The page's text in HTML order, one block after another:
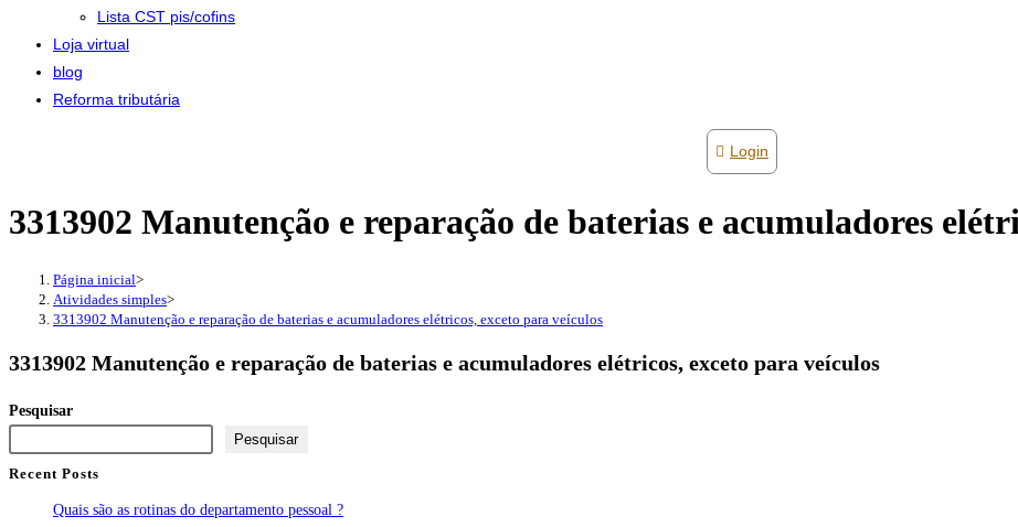
Lista CST pis/cofins
Loja virtual
blog
Reforma tributária
Login
3313902 Manutenção e reparação de baterias e acumuladores
Página inicial>
Atividades simples>
3313902 Manutenção e reparação de baterias e acumuladores elétricos, exceto para veículos
3313902 Manutenção e reparação de baterias e acumuladores elétricos, exceto para veículos
Pesquisar
Pesquisar
Recent Posts
Quais são as rotinas do departamento pessoal ?